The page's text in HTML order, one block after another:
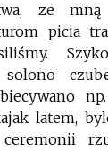
ze
picia
latem,